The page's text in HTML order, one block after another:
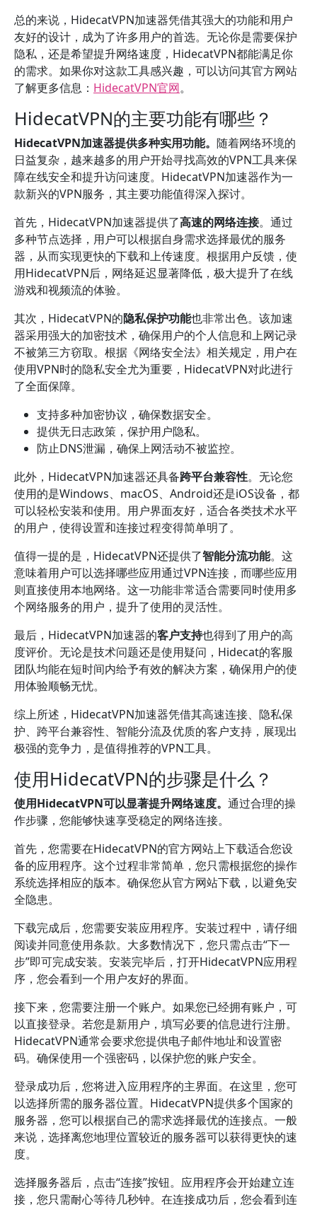
总的来说，HidecatVPN加速器凭借其强大的功能和用户
友好的设计，成为了许多用户的首选。无论你是需要保护
隐私，还是希望提升网络速度，HidecatVPN都能满足你
的需求。如果你对这款工具感兴趣，可以访问其官方网站
了解更多信息： HidecatVPN官网。
HidecatVPN的主要功能有哪些？
HidecatVPN加速器提供多种实用功能。 随着网络环境的
日益复杂，越来越多的用户开始寻找高效的VPN工具来保
障在线安全和提升访问速度。HidecatVPN加速器作为一
款新兴的VPN服务，其主要功能值得深入探讨。
首先，HidecatVPN加速器提供了高速的网络连接。通过
多种节点选择，用户可以根据自身需求选择最优的服务
器，从而实现更快的下载和上传速度。根据用户反馈，使
用HidecatVPN后，网络延迟显著降低，极大提升了在线
游戏和视频流的体验。
其次，HidecatVPN的隐私保护功能也非常出色。该加速
器采用强大的加密技术，确保用户的个人信息和上网记录
不被第三方窃取。根据《网络安全法》相关规定，用户在
使用VPN时的隐私安全尤为重要，HidecatVPN对此进行
了全面保障。
支持多种加密协议，确保数据安全。
提供无日志政策，保护用户隐私。
防止DNS泄漏，确保上网活动不被监控。
此外，HidecatVPN加速器还具备跨平台兼容性。无论您
使用的是Windows、macOS、Android还是iOS设备，都
可以轻松安装和使用。用户界面友好，适合各类技术水平
的用户，使得设置和连接过程变得简单明了。
值得一提的是，HidecatVPN还提供了智能分流功能。这
意味着用户可以选择哪些应用通过VPN连接，而哪些应用
则直接使用本地网络。这一功能非常适合需要同时使用多
个网络服务的用户，提升了使用的灵活性。
最后，HidecatVPN加速器的客户支持也得到了用户的高
度评价。无论是技术问题还是使用疑问，Hidecat的客服
团队均能在短时间内给予有效的解决方案，确保用户的使
用体验顺畅无忧。
综上所述，HidecatVPN加速器凭借其高速连接、隐私保
护、跨平台兼容性、智能分流及优质的客户支持，展现出
极强的竞争力，是值得推荐的VPN工具。
使用HidecatVPN的步骤是什么？
使用HidecatVPN可以显著提升网络速度。 通过合理的操
作步骤，您能够快速享受稳定的网络连接。
首先，您需要在HidecatVPN的官方网站上下载适合您设
备的应用程序。这个过程非常简单，您只需根据您的操作
系统选择相应的版本。确保您从官方网站下载，以避免安
全隐患。
下载完成后，您需要安装应用程序。安装过程中，请仔细
阅读并同意使用条款。大多数情况下，您只需点击“下一
步”即可完成安装。安装完毕后，打开HidecatVPN应用程
序，您会看到一个用户友好的界面。
接下来，您需要注册一个账户。如果您已经拥有账户，可
以直接登录。若您是新用户，填写必要的信息进行注册。
HidecatVPN通常会要求您提供电子邮件地址和设置密
码。确保使用一个强密码，以保护您的账户安全。
登录成功后，您将进入应用程序的主界面。在这里，您可
以选择所需的服务器位置。HidecatVPN提供多个国家的
服务器，您可以根据自己的需求选择最优的连接点。一般
来说，选择离您地理位置较近的服务器可以获得更快的速
度。
选择服务器后，点击“连接”按钮。应用程序会开始建立连
接，您只需耐心等待几秒钟。在连接成功后，您会看到连